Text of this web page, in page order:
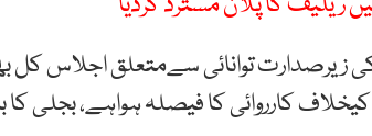
کی زیرصدارت توانائی سےمتعلق اجلاس
کارروائی کا فیصلہ ہواہے، بجلی